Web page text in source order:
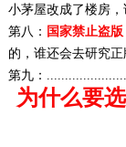
小茅屋改成了楼房
第八： 国家禁止盗版
的，谁还会去研究
第九：
为什么要